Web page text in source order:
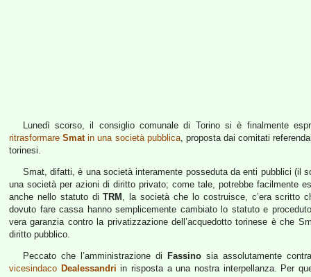
Lunedì scorso, il consiglio comunale di Torino si è finalmente
ritrasformareSmatin una società pubblica, proposta dai comitati
torinesi.
Smat, difatti, è una società interamente posseduta da enti pubblici (il
una società per azioni di diritto privato; come tale, potrebbe facilmente
anche nello statuto diTRM , la società che lo costruisce, c’era scritto
dovuto fare cassa hanno semplicemente cambiato lo statuto e
vera garanzia contro la privatizzazione dell’acquedotto torinese è che
diritto pubblico.
Peccato che l’amministrazione di Fassinosia assolutamente
vicesindaco Dealessandri in risposta a una nostra interpellanza. Per